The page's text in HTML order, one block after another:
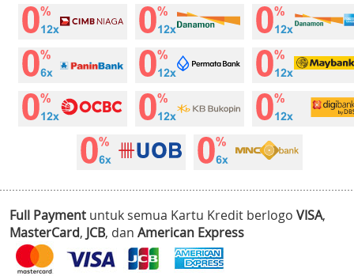
Full Payment untuk semua Kartu Kredit berlogo VISA,
MasterCard, JCB, dan American Express